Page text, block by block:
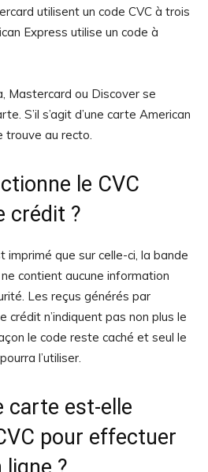
utilisent un code CVC à trois
Express utilise un code à
Mastercard ou Discover se
S’il s’agit d’une carte American
trouve au recto.
le CVC
crédit ?
imprimé que sur celle-ci, la bande
contient aucune information
Les reçus générés par
crédit n’indiquent pas non plus le
le code reste caché et seul le
l’utiliser.
carte est-elle
pour effectuer